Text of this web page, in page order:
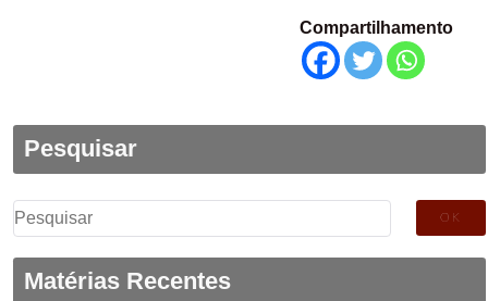
Compartilhamento
Pesquisar
Pesquisar
por:
Matérias Recentes